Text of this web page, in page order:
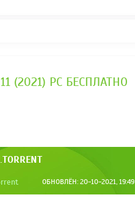
(2021) PC БЕСПЛАТНО
ОБНОВЛЁН: 20-10-2021, 19:49